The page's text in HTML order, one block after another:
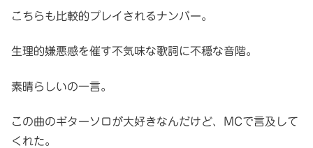
こちらも比較的プレイされるナンバー。
生理的嫌悪感を催す不気味な歌詞に不穏な音階。
素晴らしいの一言。
この曲のギターソロが大好きなんだけど、MCで言及して
くれた。